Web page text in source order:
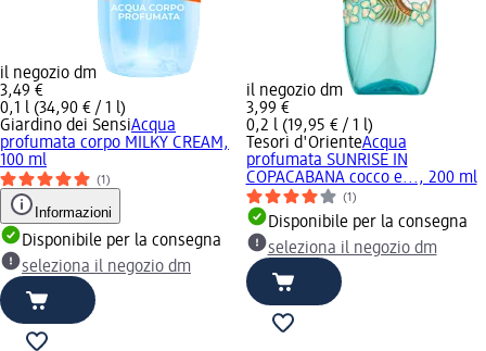
il negozio dm
3,49 €
0,1 l (34,90 € / 1 l)
Giardino dei SensiAcqua
profumata corpo MILKY CREAM,
100 ml
(1)
Informazioni
Disponibile per la consegna
seleziona il negozio dm
il negozio dm
3,99 €
0,2 l (19,95 € / 1 l)
Tesori d'OrienteAcqua
profumata SUNRISE IN
COPACABANA cocco e..., 200 ml
(1)
Disponibile per la consegna
seleziona il negozio dm